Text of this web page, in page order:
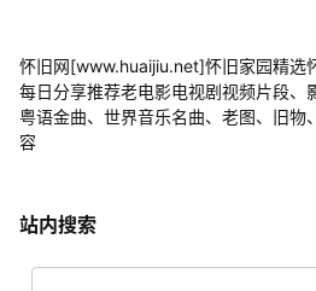
怀旧网[www.huaijiu.net]怀旧家园精选
每日分享推荐老电影电视剧视频片段、
粤语金曲、世界音乐名曲、老图、旧物
容
站内搜索